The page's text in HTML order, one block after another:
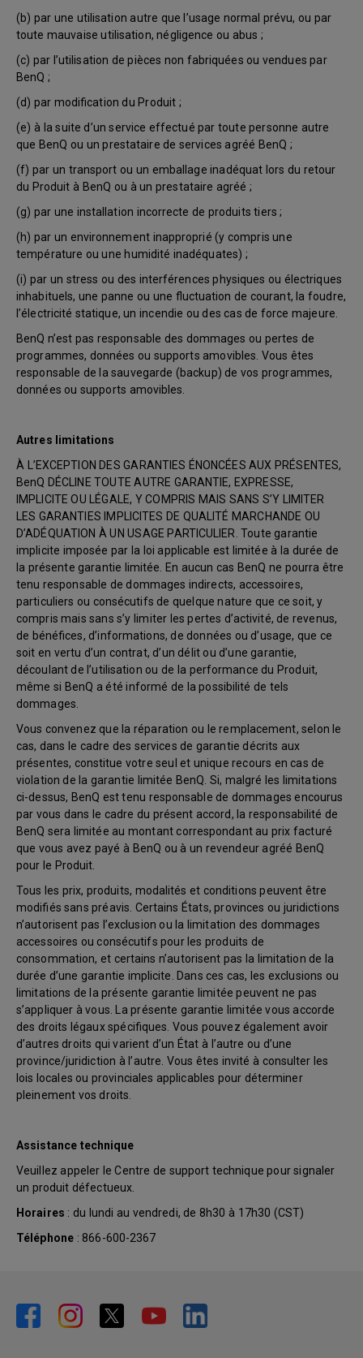
(b) par une utilisation autre que l’usage normal prévu, ou par
toute mauvaise utilisation, négligence ou abus ;
(c) par l’utilisation de pièces non fabriquées ou vendues par
BenQ ;
(d) par modification du Produit ;
(e) à la suite d’un service effectué par toute personne autre
que BenQ ou un prestataire de services agréé BenQ ;
(f) par un transport ou un emballage inadéquat lors du retour
du Produit à BenQ ou à un prestataire agréé ;
(g) par une installation incorrecte de produits tiers ;
(h) par un environnement inapproprié (y compris une
température ou une humidité inadéquates) ;
(i) par un stress ou des interférences physiques ou électriques
inhabituels, une panne ou une fluctuation de courant, la foudre,
l’électricité statique, un incendie ou des cas de force majeure.
BenQ n’est pas responsable des dommages ou pertes de
programmes, données ou supports amovibles. Vous êtes
responsable de la sauvegarde (backup) de vos programmes,
données ou supports amovibles.
Autres limitations
À L’EXCEPTION DES GARANTIES ÉNONCÉES AUX PRÉSENTES,
BenQ DÉCLINE TOUTE AUTRE GARANTIE, EXPRESSE,
IMPLICITE OU LÉGALE, Y COMPRIS MAIS SANS S’Y LIMITER
LES GARANTIES IMPLICITES DE QUALITÉ MARCHANDE OU
D’ADÉQUATION À UN USAGE PARTICULIER. Toute garantie
implicite imposée par la loi applicable est limitée à la durée de
la présente garantie limitée. En aucun cas BenQ ne pourra être
tenu responsable de dommages indirects, accessoires,
particuliers ou consécutifs de quelque nature que ce soit, y
compris mais sans s’y limiter les pertes d’activité, de revenus,
de bénéfices, d’informations, de données ou d’usage, que ce
soit en vertu d’un contrat, d’un délit ou d’une garantie,
découlant de l’utilisation ou de la performance du Produit,
même si BenQ a été informé de la possibilité de tels
dommages.
Vous convenez que la réparation ou le remplacement, selon le
cas, dans le cadre des services de garantie décrits aux
présentes, constitue votre seul et unique recours en cas de
violation de la garantie limitée BenQ. Si, malgré les limitations
ci-dessus, BenQ est tenu responsable de dommages encourus
par vous dans le cadre du présent accord, la responsabilité de
BenQ sera limitée au montant correspondant au prix facturé
que vous avez payé à BenQ ou à un revendeur agréé BenQ
pour le Produit.
Tous les prix, produits, modalités et conditions peuvent être
modifiés sans préavis. Certains États, provinces ou juridictions
n’autorisent pas l’exclusion ou la limitation des dommages
accessoires ou consécutifs pour les produits de
consommation, et certains n’autorisent pas la limitation de la
durée d’une garantie implicite. Dans ces cas, les exclusions ou
limitations de la présente garantie limitée peuvent ne pas
s’appliquer à vous. La présente garantie limitée vous accorde
des droits légaux spécifiques. Vous pouvez également avoir
d’autres droits qui varient d’un État à l’autre ou d’une
province/juridiction à l’autre. Vous êtes invité à consulter les
lois locales ou provinciales applicables pour déterminer
pleinement vos droits.
Assistance technique
Veuillez appeler le Centre de support technique pour signaler
un produit défectueux.
Horaires : du lundi au vendredi, de 8h30 à 17h30 (CST)
Téléphone : 866-600-2367